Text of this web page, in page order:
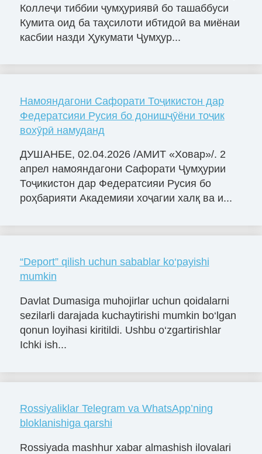
Коллеҷи тиббии ҷумҳуриявӣ бо ташаббуси
Кумита оид ба таҳсилоти ибтидоӣ ва миёнаи
касбии назди Ҳукумати Ҷумҳур...
Намояндагони Сафорати Тоҷикистон дар
Федератсияи Русия бо донишҷӯёни тоҷик
вохӯрӣ намуданд
ДУШАНБЕ, 02.04.2026 /АМИТ «Ховар»/. 2
апрел намояндагони Сафорати Ҷумҳурии
Тоҷикистон дар Федератсияи Русия бо
роҳбарияти Академияи хоҷагии халқ ва и...
“Deport” qilish uchun sabablar ko‘payishi
mumkin
Davlat Dumasiga muhojirlar uchun qoidalarni
sezilarli darajada kuchaytirishi mumkin bo‘lgan
qonun loyihasi kiritildi. Ushbu o‘zgartirishlar
Ichki ish...
Rossiyaliklar Telegram va WhatsApp’ning
bloklanishiga qarshi
Rossiyada mashhur xabar almashish ilovalari